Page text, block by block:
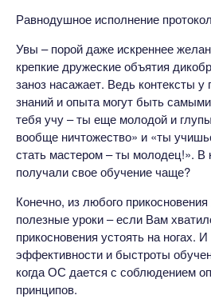
Равнодушное исполнение
Увы – порой даже искреннее
крепкие дружеские объятия
заноз насажает. Ведь контексты у
знаний и опыта могут быть
тебя учу – ты еще молодой и
вообще ничтожество» и «ты
стать мастером – ты молодец!». В
получали свое обучение чаще?
Конечно, из любого
полезные уроки – если Вам
прикосновения устоять на ногах.
эффективности и быстроты
когда ОС дается с соблюдением
принципов.